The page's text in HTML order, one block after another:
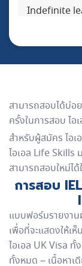
Indefinite
สามารถสอบได้บ่อ
ครั้งในการสอบ ไอ
สำหรับผู้สมัคร ไอ
ไอเอล Life Skills
สามารถสอบใหม่ได้
การสอบ
แบบฟอร์มรายงา
เพื่อที่จะแสดงให้เ
ไอเอล UK Visa
ทั้งหมด – เนื้อหา